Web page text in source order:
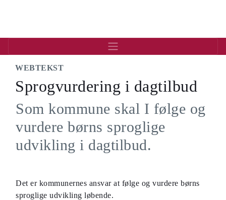
WEBTEKST
Sprogvurdering i dagtilbud
Som kommune skal I følge og
vurdere børns sproglige
udvikling i dagtilbud.
Det er kommunernes ansvar at følge og vurdere børns
sproglige udvikling løbende.